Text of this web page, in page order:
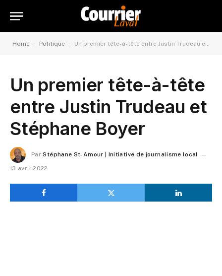
Home - Politique - Un premier tête-à-tête entre Justin Trudeau et Stéphane Boyer
Un premier tête-à-tête
entre Justin Trudeau et
Stéphane Boyer
Par Stéphane St-Amour | Initiative de journalisme local
13 avril 2022